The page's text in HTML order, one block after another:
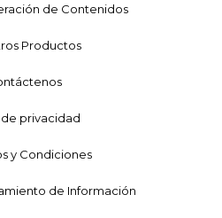
de Contenidos
Productos
de privacidad
y Condiciones
de Información